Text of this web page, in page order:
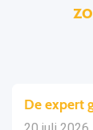
De expert